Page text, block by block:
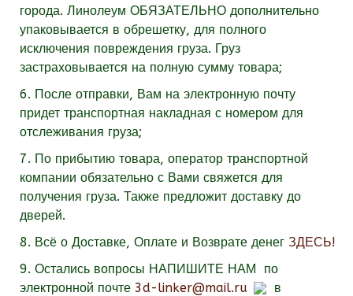
города. Линолеум ОБЯЗАТЕЛЬНО дополнительно
упаковывается в обрешетку, для полного
исключения повреждения груза. Груз
застраховывается на полную сумму товара;
6. После отправки, Вам на электронную почту
придет транспортная накладная с номером для
отслеживания груза;
7. По прибытию товара, оператор транспортной
компании обязательно с Вами свяжется для
получения груза. Также предложит доставку до
дверей.
8. Всё о Доставке, Оплате и Возврате денег ЗДЕСЬ!
9. Остались вопросы НАПИШИТЕ НАМ
по
электронной почте 3d-linker@mail.ru в